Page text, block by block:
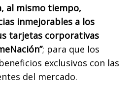
al mismo tiempo,
inmejorables a los
tarjetas corporativas
; para que los
exclusivos con las
del mercado.